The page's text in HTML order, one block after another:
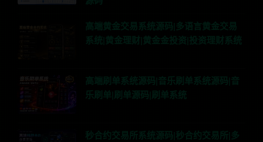
高端黄金交易系统源码|多语言黄金交易
系统|黄金理财|黄金金投资|投资理财系统
高端刷单系统源码|音乐刷单系统源码|音
乐刷单|刷单源码|刷单系统
秒合约交易所系统源码|秒合约交易所|多